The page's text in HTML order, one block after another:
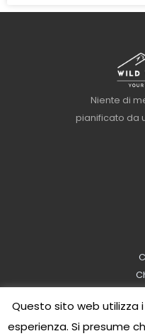
Niente di
pianificato da
Questo sito web utilizza
esperienza. Si presume